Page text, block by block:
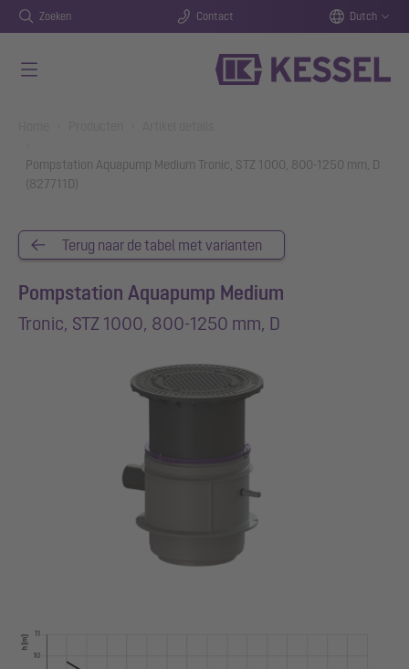
Zoeken Contact Dutch
Pompstation Aquapump Medium Tronic, STZ 1000, 800-1250 mm, D
(827711D)
Terug naar de tabel met varianten
Pompstation Aquapump Medium
Tronic, STZ 1000, 800-1250 mm, D